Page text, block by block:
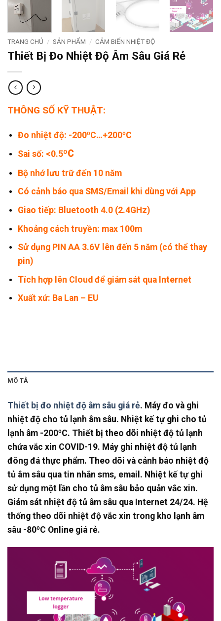
TRANG CHỦ / SẢN PHẨM / CẢM BIẾN NHIỆT ĐỘ
Thiết Bị Đo Nhiệt Độ Âm Sâu Giá Rẻ
THÔNG SỐ KỸ THUẬT:
Đo nhiệt độ: -200ºC…+200ºC
Sai số: <0.5ºC
Bộ nhớ lưu trữ đến 10 năm
Có cảnh báo qua SMS/Email khi dùng với App
Giao tiếp: Bluetooth 4.0 (2.4GHz)
Khoảng cách truyền: max 100m
Sử dụng PIN AA 3.6V lên đến 5 năm (có thể thay
pin)
Tích hợp lên Cloud để giám sát qua Internet
Xuất xứ: Ba Lan – EU
MÔ TẢ
Thiết bị đo nhiệt độ âm sâu giá rẻ. Máy đo và ghi
nhiệt độ cho tủ lạnh âm sâu. Nhiệt kế tự ghi cho tủ
lạnh âm -200ºC. Thiết bị theo dõi nhiệt độ tủ lạnh
chứa vắc xin COVID-19. Máy ghi nhiệt độ tủ lạnh
đông đá thực phẩm. Theo dõi và cảnh báo nhiệt độ
tủ âm sâu qua tin nhắn sms, email. Nhiệt kế tự ghi
sử dụng một lần cho tủ âm sâu bảo quản vắc xin.
Giám sát nhiệt độ tủ âm sâu qua Internet 24/24. Hệ
thống theo dõi nhiệt độ vắc xin trong kho lạnh âm
sâu -80ºC Online giá rẻ.